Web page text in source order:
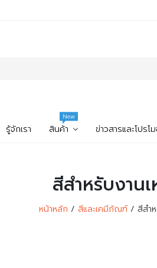
รู้จักเรา สินค้า
New
ข่าวสารและโปรโ
สีสำหรับงาน
หน้าหลัก สีและเคมีภัณฑ์ สีสำ